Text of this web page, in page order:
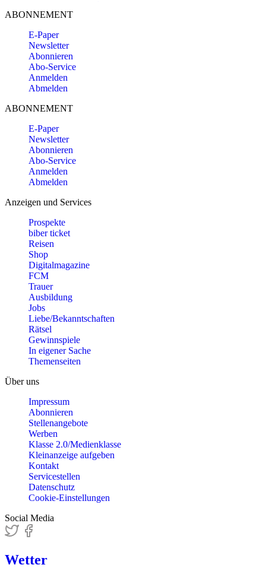
ABONNEMENT
E-Paper
Newsletter
Abonnieren
Abo-Service
Anmelden
Abmelden
ABONNEMENT
E-Paper
Newsletter
Abonnieren
Abo-Service
Anmelden
Abmelden
Anzeigen und Services
Prospekte
biber ticket
Reisen
Shop
Digitalmagazine
FCM
Trauer
Ausbildung
Jobs
Liebe/Bekanntschaften
Rätsel
Gewinnspiele
In eigener Sache
Themenseiten
Über uns
Impressum
Abonnieren
Stellenangebote
Werben
Klasse 2.0/Medienklasse
Kleinanzeige aufgeben
Kontakt
Servicestellen
Datenschutz
Cookie-Einstellungen
Social Media
Wetter